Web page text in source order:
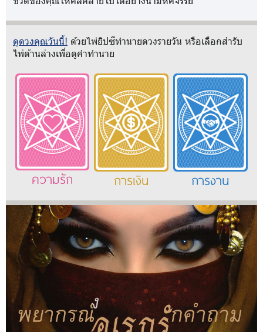
ดูดวงคุณวันนี้! ด้วยไพ่ยิปซีทำนายดวงรายวัน หรือเลือกสำรับ
ไพ่ด้านล่างเพื่อดูคำทำนาย
ความรัก การเงิน การงาน